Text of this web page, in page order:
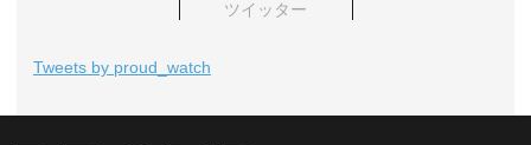
ツイッター
Tweets by proud_watch